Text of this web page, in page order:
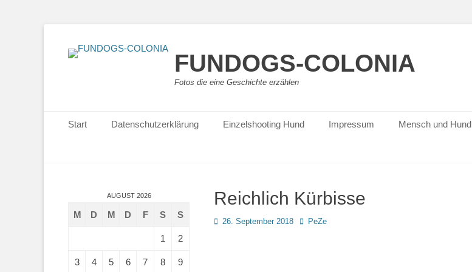
FUNDOGS-COLONIA
Fotos die eine Geschichte erzählen
Primäres Menü
Inhalt
Start Datenschutzerklärung Einzelshooting Hund Impressum Mensch und Hund
Reichlich Kürbisse
Posted
26. September 2018 AutorPeZe
AUGUST 2026
M D M D F S S
1 2
3 4 5 6 7 8 9